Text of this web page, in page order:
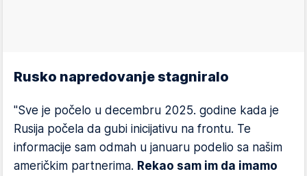
Rusko napredovanje stagniralo
"Sve je počelo u decembru 2025. godine kada je
Rusija počela da gubi inicijativu na frontu. Te
informacije sam odmah u januaru podelio sa našim
američkim partnerima. Rekao sam im da imamo